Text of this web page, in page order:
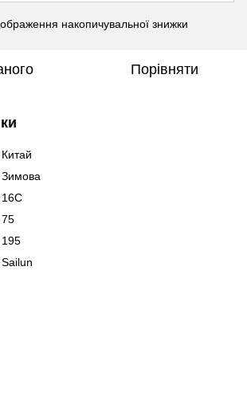
накопичувальної знижки
Порівняти
Китай
Зимова
16C
75
195
Sailun